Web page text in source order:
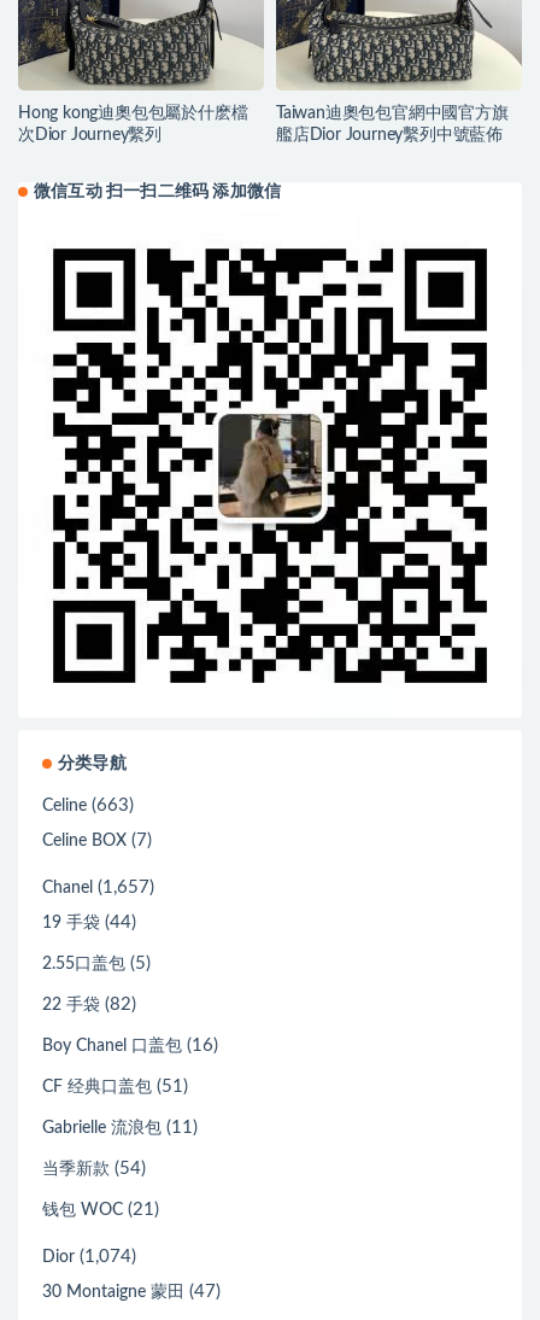
Hong kong迪奧包包屬於什麽檔
次Dior Journey繫列
Taiwan迪奧包包官網中國官方旗
艦店Dior Journey繫列中號藍佈
微信互动 扫一扫二维码 添加微信
分类导航
Celine (663)
Celine BOX (7)
Chanel (1,657)
19 手袋 (44)
2.55口盖包 (5)
22 手袋 (82)
Boy Chanel 口盖包 (16)
CF 经典口盖包 (51)
Gabrielle 流浪包 (11)
当季新款 (54)
钱包 WOC (21)
Dior (1,074)
30 Montaigne 蒙田 (47)